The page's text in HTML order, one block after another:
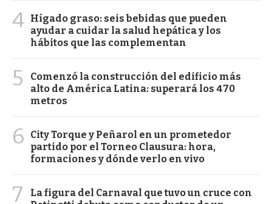
4 Hígado graso: seis bebidas que pueden
ayudar a cuidar la salud hepática y los
hábitos que las complementan
5
Comenzó la construcción del edificio más
alto de América Latina: superará los 470
metros
6
City Torque y Peñarol en un prometedor
partido por el Torneo Clausura: hora,
formaciones y dónde verlo en vivo
7
La figura del Carnaval que tuvo un cruce con